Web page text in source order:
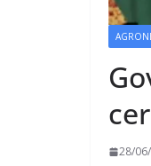
28/